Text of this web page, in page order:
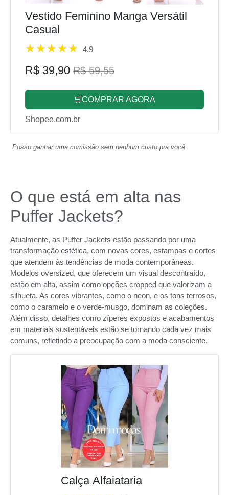
Vestido Feminino Manga Versátil
Casual
4.9
R$ 39,90 R$ 59,55
🛒COMPRAR AGORA
Shopee.com.br
Posso ganhar uma comissão sem nenhum custo pra você.
O que está em alta nas
Puffer Jackets?
Atualmente, as Puffer Jackets estão passando por uma
transformação estética, com novas cores, estampas e cortes
que atendem às tendências de moda contemporâneas.
Modelos oversized, que oferecem um visual descontraído,
estão em alta, assim como opções cropped que valorizam a
silhueta. As cores vibrantes, como o neon, e os tons terrosos,
como o caramelo e o verde-musgo, dominam as coleções.
Além disso, detalhes como zíperes expostos e acabamentos
em materiais sustentáveis estão se tornando cada vez mais
comuns, refletindo a preocupação com a moda consciente.
Calça Alfaiataria